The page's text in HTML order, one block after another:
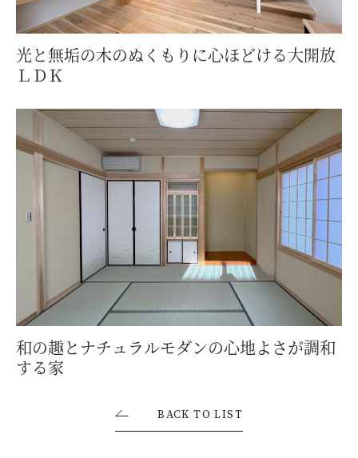
光と無垢の木のぬくもりに心ほどける大開放
ＬＤＫ
和の趣とナチュラルモダンの心地よさが調和
する家
BACK TO LIST